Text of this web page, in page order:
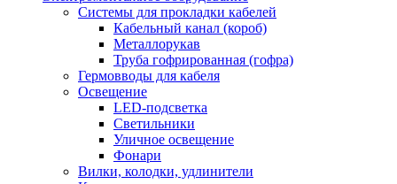
Системы для прокладки кабелей
Кабельный канал (короб)
Металлорукав
Труба гофрированная (гофра)
Гермовводы для кабеля
Освещение
LED-подсветка
Светильники
Уличное освещение
Фонари
Вилки, колодки, удлинители